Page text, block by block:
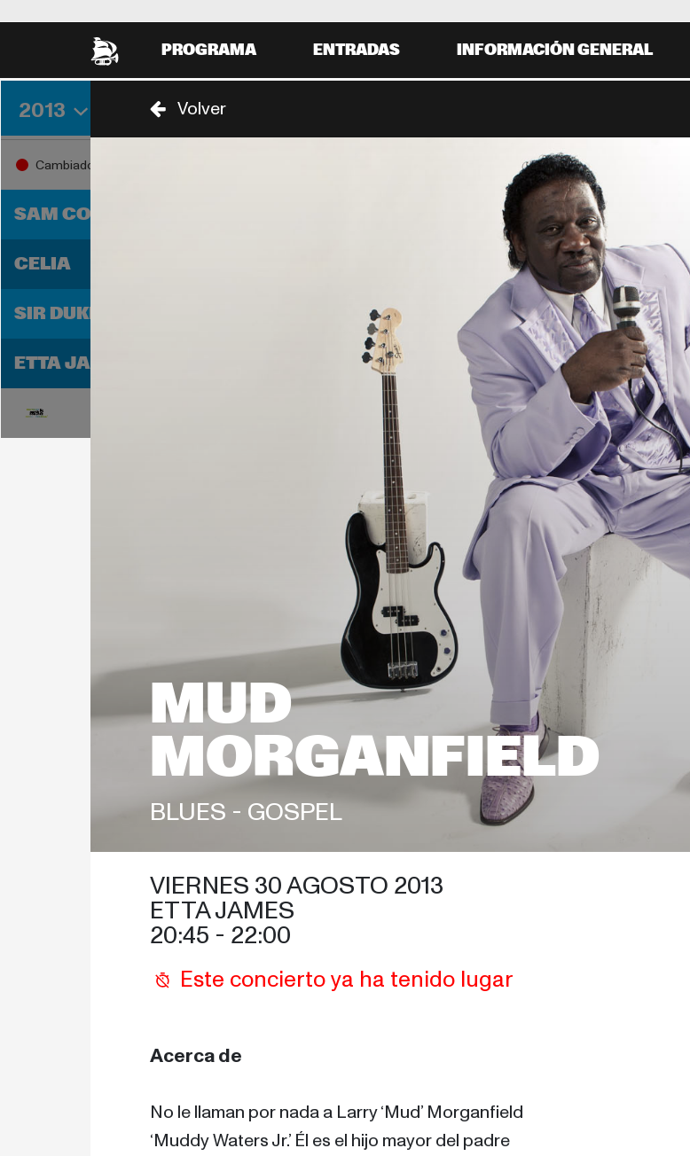
PROGRAMA ENTRADAS INFORMACIÓN GENERAL
2013 VIERNES 30 AGOSTO
Cambiado
SAM COOKE
CELIA
SIR DUKE
ETTA JAMES
19:30 20:00
GLADYS KNIGHT
NEW COOL
COLLECTIVE
KRIS BERRY MUD
18:00 19:00 19:30 20:00 20:30
Volver
MUD
MORGANFIELD
BLUES - GOSPEL
VIERNES 30 AGOSTO 2013
ETTA JAMES
20:45 - 22:00
Este concierto ya ha tenido lugar
Acerca de
No le llaman por nada a Larry ‘Mud’ Morganfield
‘Muddy Waters Jr.’ Él es el hijo mayor del padre